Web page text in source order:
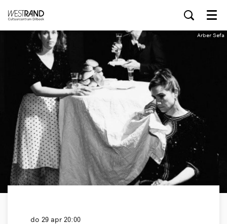
Menu
Arber Sefa
do 29 apr 20:00